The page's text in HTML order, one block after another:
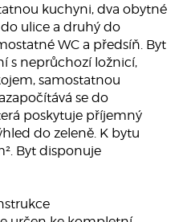
kuchyni, dva obytné
ulice a druhý do
WC a předsíň. Byt
s neprůchozí ložnicí,
samostatnou
se do
poskytuje příjemný
do zeleně. K bytu
Byt disponuje